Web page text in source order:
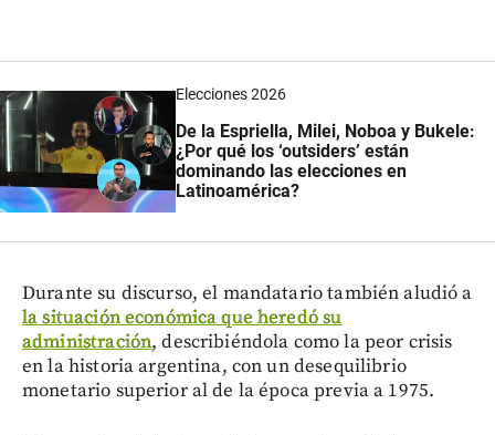
Elecciones 2026
De la Espriella, Milei, Noboa y Bukele:
¿Por qué los ‘outsiders’ están
dominando las elecciones en
Latinoamérica?
Durante su discurso, el mandatario también aludió a
la situación económica que heredó su
administración, describiéndola como la peor crisis
en la historia argentina, con un desequilibrio
monetario superior al de la época previa a 1975.